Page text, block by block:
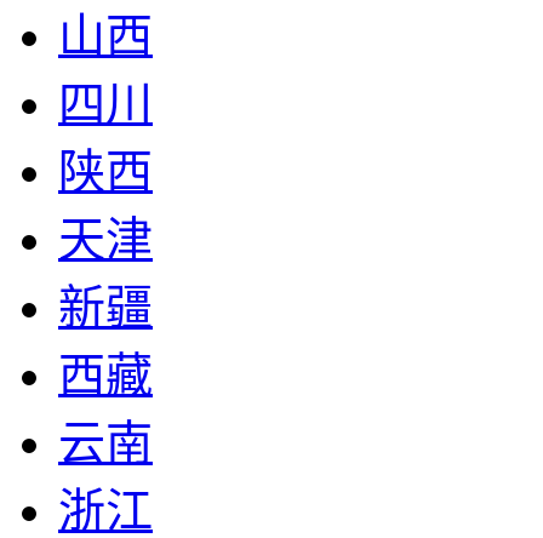
山西
四川
陕西
天津
新疆
西藏
云南
浙江